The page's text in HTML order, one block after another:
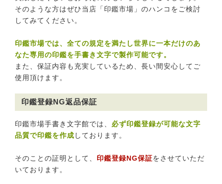
そのような方はぜひ当店「印鑑市場」のハンコをご検討
してみてください。
印鑑市場では、全ての規定を満たし世界に一本だけのあ
なた専用の印鑑を手書き文字で製作可能です。
また、保証内容も充実しているため、長い間安心してご
使用頂けます。
印鑑登録NG返品保証
印鑑市場手書き文字館では、 必ず印鑑登録が可能な文字
品質で印鑑を作成 しております。
そのことの証明として、 印鑑登録NG保証をさせていただ
いております。